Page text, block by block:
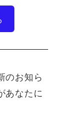
のお知ら
あなたに